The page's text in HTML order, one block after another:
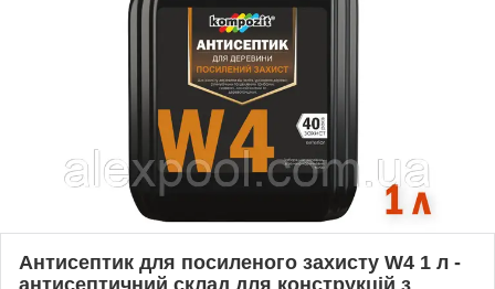
Антисептик для посиленого захисту W4 1 л -
антисептичний склад для конструкцій з